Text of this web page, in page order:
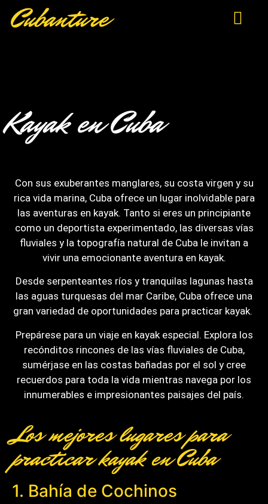
Cubanture
Kayak en Cuba
Con sus exuberantes manglares, su costa virgen y su
rica vida marina, Cuba ofrece un lugar inolvidable para
las aventuras en kayak. Tanto si eres un principiante
como un deportista experimentado, las diversas vías
fluviales y la topografía natural de Cuba le invitan a
vivir una emocionante aventura en kayak.
Desde serpenteantes ríos y tranquilas lagunas hasta
las aguas turquesas del mar Caribe, Cuba ofrece una
gran variedad de oportunidades para practicar kayak.
Prepárese para un viaje en kayak especial. Explora los
recónditos rincones de las vías fluviales de Cuba,
sumérjase en las costas bañadas por el sol y cree
recuerdos para toda la vida mientras navega por los
innumerables e impresionantes paisajes del país.
Los mejores lugares para
practicar kayak en Cuba
1. Bahía de Cochinos